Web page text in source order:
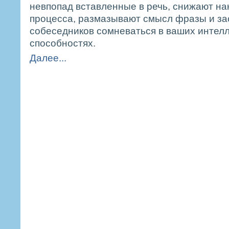
невпопад вставленные в речь, снижают
процесса, размазывают смысл фразы и
собеседников сомневаться в ваших
способностях.
Далее...